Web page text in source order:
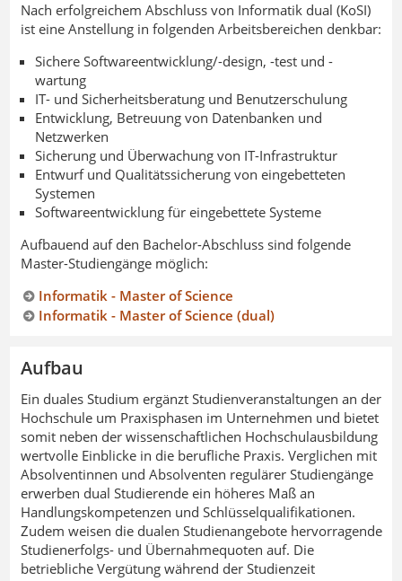
Nach erfolgreichem Abschluss von Informatik dual (KoSI)
ist eine Anstellung in folgenden Arbeitsbereichen denkbar:
Sichere Softwareentwicklung/-design, -test und -
wartung
IT- und Sicherheitsberatung und Benutzerschulung
Entwicklung, Betreuung von Datenbanken und
Netzwerken
Sicherung und Überwachung von IT-Infrastruktur
Entwurf und Qualitätssicherung von eingebetteten
Systemen
Softwareentwicklung für eingebettete Systeme
Aufbauend auf den Bachelor-Abschluss sind folgende
Master-Studiengänge möglich:
Informatik - Master of Science
Informatik - Master of Science (dual)
Aufbau
Ein duales Studium ergänzt Studienveranstaltungen an der
Hochschule um Praxisphasen im Unternehmen und bietet
somit neben der wissenschaftlichen Hochschulausbildung
wertvolle Einblicke in die berufliche Praxis. Verglichen mit
Absolventinnen und Absolventen regulärer Studiengänge
erwerben dual Studierende ein höheres Maß an
Handlungskompetenzen und Schlüsselqualifikationen.
Zudem weisen die dualen Studienangebote hervorragende
Studienerfolgs- und Übernahmequoten auf. Die
betriebliche Vergütung während der Studienzeit